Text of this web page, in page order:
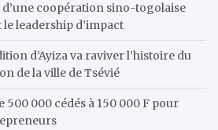
coopération sino-togolaise
le leadership d’impact
d’Ayiza va raviver l’histoire du
de la ville de Tsévié
500 000 cédés à 150 000 F pour